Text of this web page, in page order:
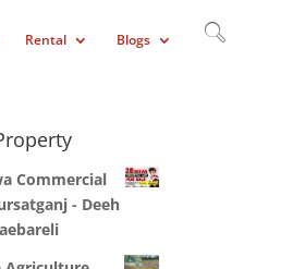
Rental Blogs
Commercial
- Deeh